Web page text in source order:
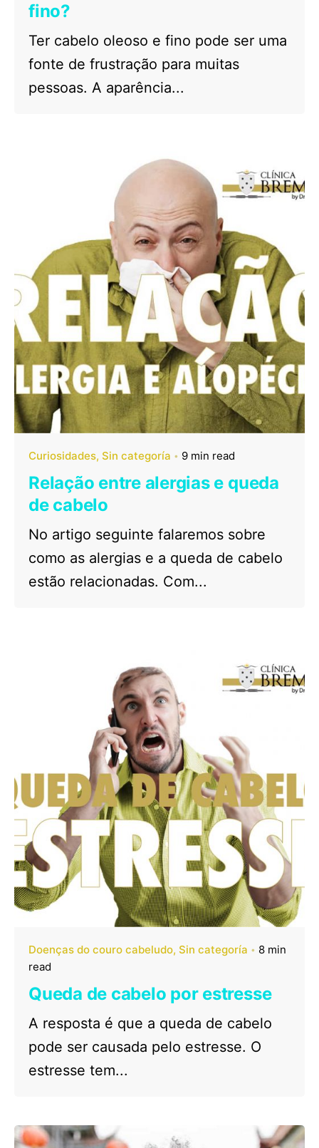
fino?
Ter cabelo oleoso e fino pode ser uma
fonte de frustração para muitas
pessoas. A aparência...
Curiosidades Sin categoría 9 min read
Relação entre alergias e queda
de cabelo
No artigo seguinte falaremos sobre
como as alergias e a queda de cabelo
estão relacionadas. Com...
Doenças do couro cabeludo Sin categoría
8 min
read
Queda de cabelo por estresse
A resposta é que a queda de cabelo
pode ser causada pelo estresse. O
estresse tem...